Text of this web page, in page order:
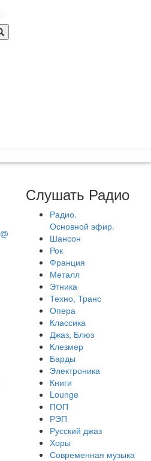
Слушать Радио
Радио.
Основной эфир.
Шансон
Рок
Франция
Металл
Этника
Техно, Транс
Опера
Классика
Джаз, Блюз
Клезмер
Барды
Электроника
Книги
Lounge
ПОП
РЭП
Русский джаз
Хоры
Современная музыка